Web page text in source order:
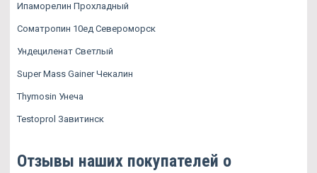
Ипаморелин Прохладный
Cоматропин 10ед Североморск
Ундециленат Светлый
Super Mass Gainer Чекалин
Thymosin Унеча
Testoprol Завитинск
Отзывы наших покупателей о